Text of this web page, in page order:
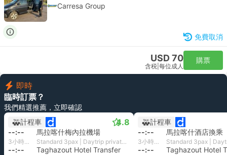
Carresa Group
免費取消
USD 70
含税 每位成人
購票
即時
臨時訂票？
我們精選推薦，立即確認
計程車
4.8
--:-- 馬拉喀什梅內拉機場
3小時27分鐘 Standard 3pax | Daytrip private transfer with English speaking driver
--:-- Taghazout Hotel Transfer
計程車
--:--
馬拉喀什酒店換乘
3小時26分鐘
--:-- Taghazout Hotel